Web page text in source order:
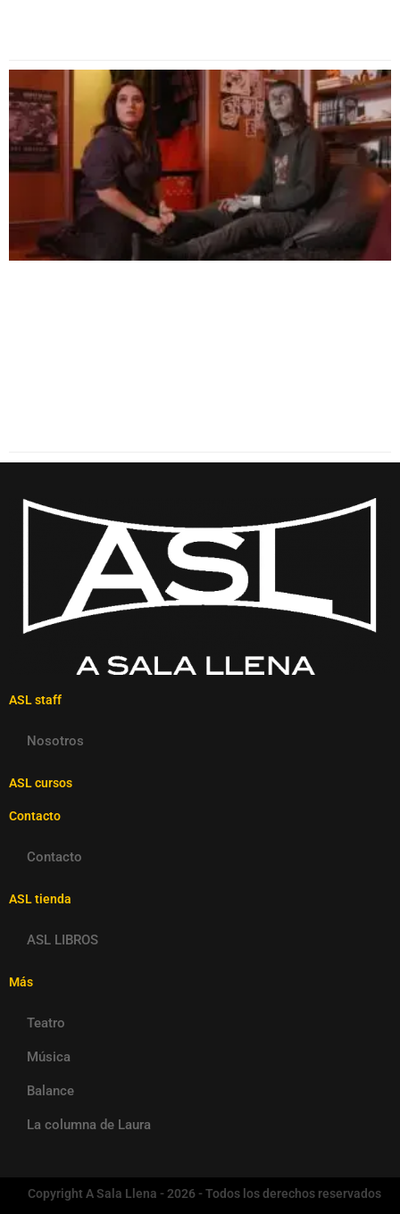
ASL staff
Nosotros
ASL cursos
Contacto
Contacto
ASL tienda
ASL LIBROS
Más
Teatro
Música
Balance
La columna de Laura
Copyright A Sala Llena - 2026 - Todos los derechos reservados